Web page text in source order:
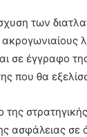
των
ακρογωνιαίους
σε έγγραφο
που θα
της
ασφάλειας